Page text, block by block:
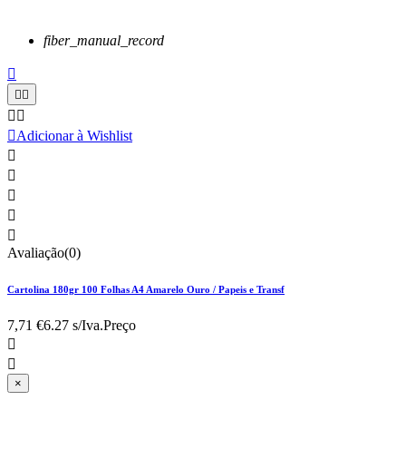
fiber_manual_record

 
 
Adicionar à Wishlist





Avaliação(0)
Cartolina 180gr 100 Folhas A4 Amarelo Ouro / Papeis e Transf
7,71 €6.27 s/Iva.Preço


×